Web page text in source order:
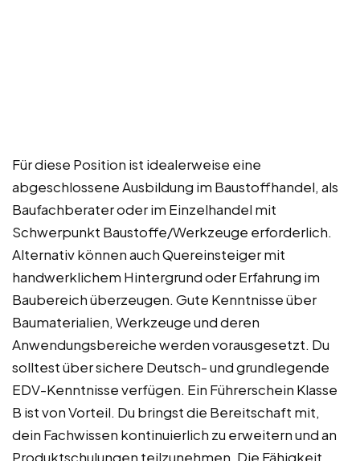
Für diese Position ist idealerweise eine
abgeschlossene Ausbildung im Baustoffhandel, als
Baufachberater oder im Einzelhandel mit
Schwerpunkt Baustoffe/Werkzeuge erforderlich.
Alternativ können auch Quereinsteiger mit
handwerklichem Hintergrund oder Erfahrung im
Baubereich überzeugen. Gute Kenntnisse über
Baumaterialien, Werkzeuge und deren
Anwendungsbereiche werden vorausgesetzt. Du
solltest über sichere Deutsch- und grundlegende
EDV-Kenntnisse verfügen. Ein Führerschein Klasse
B ist von Vorteil. Du bringst die Bereitschaft mit,
dein Fachwissen kontinuierlich zu erweitern und an
Produktschulungen teilzunehmen. Die Fähigkeit,